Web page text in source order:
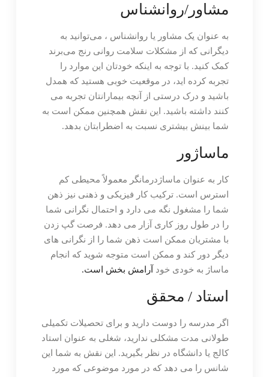
مشاور/روانشناس
به عنوان یک مشاور یا روانشناس ، می‌توانید به
دیگرانی که از مشکلات سلامت روانی رنج می‌برند
کمک کنید. با توجه به اینکه خودتان این موارد را
تجربه کرده اید، در موقعیت خوبی هستید که همدل
باشید و درک درستی از آنچه بیمارانتان تجربه می
کنند داشته باشید. این نقش همچنین ممکن است به
شما بینش بیشتری نسبت به اضطرابتان بدهد.
ماساژور
کار به عنوان ماساژدرمانگر معمولاً محیطی کم
استرس است. ترکیب کار فیزیکی و ذهنی نیز ذهن
شما را مشغول نگه می دارد و احتمال نگرانی شما
را در طول روز کاری آزار می دهد. فرصت گپ زدن
با مشتریان ممکن است ذهن شما را از نگرانی های
دیگر دور کند و ممکن است متوجه شوید که انجام
ماساژ به خودی خود آرامش بخش است.
استاد / محقق
اگر مدرسه را دوست دارید و برای تحصیلات تکمیلی
طولانی مدت مشکلی ندارید، شغلی به عنوان استاد
کالج یا دانشگاه در نظر بگیرید. این نقش به شما این
شانس را می دهد که در مورد موضوعی که مورد